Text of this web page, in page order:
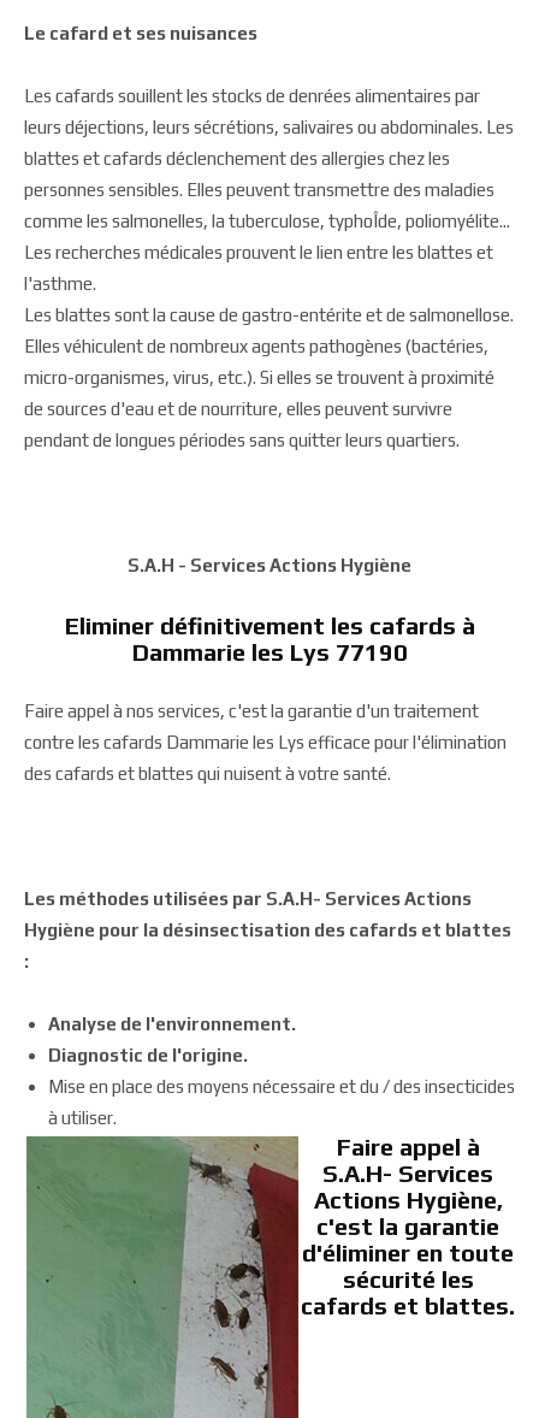
Le cafard et ses nuisances
Les cafards souillent les stocks de denrées alimentaires par
leurs déjections, leurs sécrétions, salivaires ou abdominales. Les
blattes et cafards déclenchement des allergies chez les
personnes sensibles. Elles peuvent transmettre des maladies
comme les salmonelles, la tuberculose, typhoÎde, poliomyélite...
Les recherches médicales prouvent le lien entre les blattes et
l'asthme.
Les blattes sont la cause de gastro-entérite et de salmonellose.
Elles véhiculent de nombreux agents pathogènes (bactéries,
micro-organismes, virus, etc.). Si elles se trouvent à proximité
de sources d'eau et de nourriture, elles peuvent survivre
pendant de longues périodes sans quitter leurs quartiers.
S.A.H - Services Actions Hygiène
Eliminer définitivement les cafards à
Dammarie les Lys 77190
Faire appel à nos services, c'est la garantie d'un traitement
contre les cafards Dammarie les Lys efficace pour l'élimination
des cafards et blattes qui nuisent à votre santé.
Les méthodes utilisées par S.A.H- Services Actions
Hygiène pour la désinsectisation des cafards et blattes
:
Analyse de l'environnement.
Diagnostic de l'origine.
Mise en place des moyens nécessaire et du / des insecticides
à utiliser.
Faire appel à
S.A.H- Services
Actions Hygiène,
c'est la garantie
d'éliminer en toute
sécurité les
cafards et blattes.